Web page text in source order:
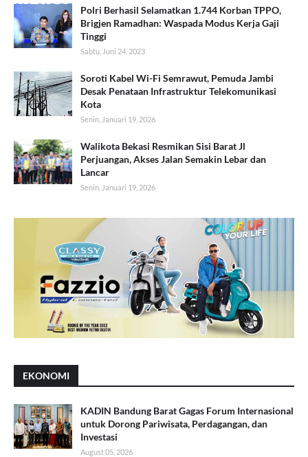
Polri Berhasil Selamatkan 1.744 Korban TPPO,
Brigjen Ramadhan: Waspada Modus Kerja Gaji
Tinggi
Sabtu, Juni 24, 2023
Soroti Kabel Wi-Fi Semrawut, Pemuda Jambi
Desak Penataan Infrastruktur Telekomunikasi
Kota
Senin, Januari 19, 2026
Walikota Bekasi Resmikan Sisi Barat Jl
Perjuangan, Akses Jalan Semakin Lebar dan
Lancar
Senin, Januari 19, 2026
EKONOMI
KADIN Bandung Barat Gagas Forum Internasional
untuk Dorong Pariwisata, Perdagangan, dan
Investasi
August 05, 2026